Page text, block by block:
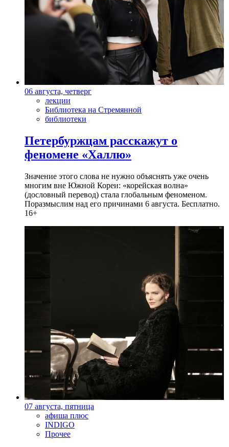
06 августа, четверг
лекции
Библиотека на Стремянной
библиотеки
Петербуржцам расскажут о
феномене «Халлю»
Значение этого слова не нужно объяснять уже очень
многим вне Южной Кореи: «корейская волна»
(дословный перевод) стала глобальным феноменом.
Поразмыслим над его причинами 6 августа. Бесплатно.
16+
07 августа, пятница
афиша плюс
INDIGO
Прочее